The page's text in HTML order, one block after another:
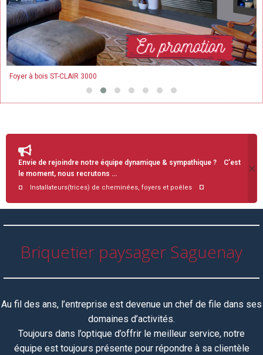
Foyer à bois ST-CLAIR 3000
Envie de rejoindre notre équipe dynamique & sympathique ? C’est
le moment, nous recrutons …
¤ Installateurs(trices) de cheminées, foyers et poêles ¤
Briquetier paysager Saguenay
Au fil des ans, l’entreprise est devenue un chef de file dans ses
domaines d’activités.
Toujours dans l’optique d’offrir le meilleur service, notre
équipe est toujours présente pour répondre à sa clientèle